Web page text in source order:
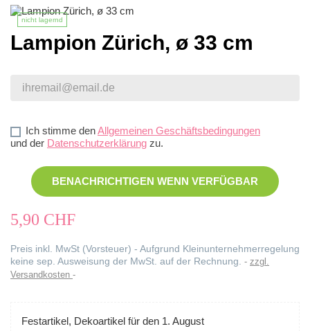
Navigation
nicht lagernd
Lampion Zürich, ø 33 cm
Ich stimme denAllgemeinen Geschäftsbedingungen
und der Datenschutzerklärung zu.
BENACHRICHTIGEN WENN VERFÜGBAR
5,90 CHF
Preis inkl. MwSt (Vorsteuer) - Aufgrund Kleinunternehmerregelung
keine sep. Ausweisung der MwSt. auf der Rechnung.
zzgl.
Versandkosten
Festartikel, Dekoartikel für den 1. August